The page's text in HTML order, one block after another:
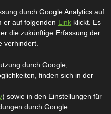
durch Google Analytics auf
er auf folgenden Link klickt. Es
die zukünftige Erfassung der
verhindert.
durch Google,
finden sich in der
) sowie in den Einstellungen für
durch Google